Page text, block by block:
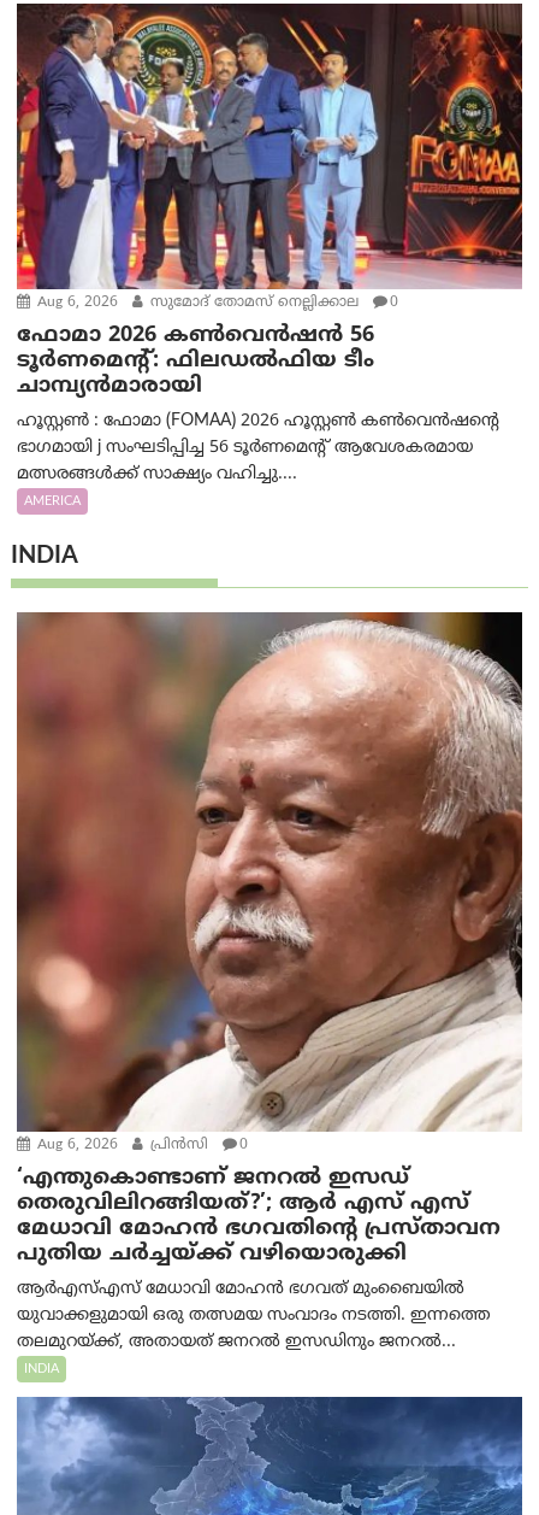
Aug 6, 2026 സുമോദ് തോമസ് നെല്ലിക്കാല 0
ഫോമാ 2026 കൺവെൻഷൻ 56
ടൂർണമെന്റ്: ഫിലഡൽഫിയ ടീം
ചാമ്പ്യൻമാരായി
ഹൂസ്റ്റൺ : ഫോമാ (FOMAA) 2026 ഹൂസ്റ്റൺ കൺവെൻഷന്റെ
ഭാഗമായി j സംഘടിപ്പിച്ച 56 ടൂർണമെന്റ് ആവേശകരമായ
മത്സരങ്ങൾക്ക് സാക്ഷ്യം വഹിച്ചു....
AMERICA
INDIA
Aug 6, 2026 പ്രിന്‍സി 0
‘എന്തുകൊണ്ടാണ് ജനറൽ ഇസഡ്
തെരുവിലിറങ്ങിയത്?’; ആര്‍ എസ് എസ്
മേധാവി മോഹൻ ഭഗവതിന്റെ പ്രസ്താവന
പുതിയ ചര്‍ച്ചയ്ക്ക് വഴിയൊരുക്കി
ആർ‌എസ്‌എസ് മേധാവി മോഹൻ ഭഗവത് മുംബൈയിൽ
യുവാക്കളുമായി ഒരു തത്സമയ സംവാദം നടത്തി. ഇന്നത്തെ
തലമുറയ്ക്ക്, അതായത് ജനറൽ ഇസഡിനും ജനറൽ...
INDIA